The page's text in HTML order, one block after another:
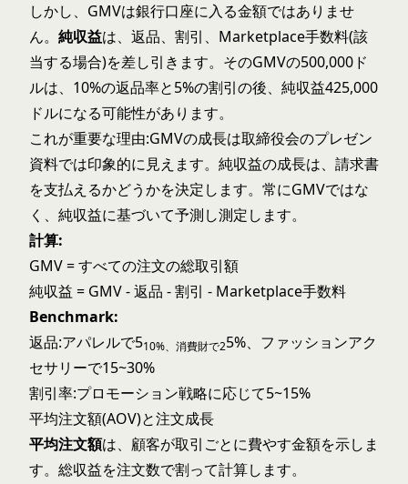
しかし、GMVは銀行口座に入る金額ではありませ
ん。 純収益は、返品、割引、Marketplace手数料(該
当する場合)を差し引きます。そのGMVの500,000ド
ルは、10%の返品率と5%の割引の後、純収益425,000
ドルになる可能性があります。
これが重要な理由:GMVの成長は取締役会のプレゼン
資料では印象的に見えます。純収益の成長は、請求書
を支払えるかどうかを決定します。常にGMVではな
く、純収益に基づいて予測し測定します。
計算:
GMV = すべての注文の総取引額
純収益 = GMV - 返品 - 割引 - Marketplace手数料
Benchmark:
返品:アパレルで510%、消費財で25%、ファッションアク
セサリーで15~30%
割引率:プロモーション戦略に応じて5~15%
平均注文額(AOV)と注文成長
平均注文額は、顧客が取引ごとに費やす金額を示しま
す。総収益を注文数で割って計算します。